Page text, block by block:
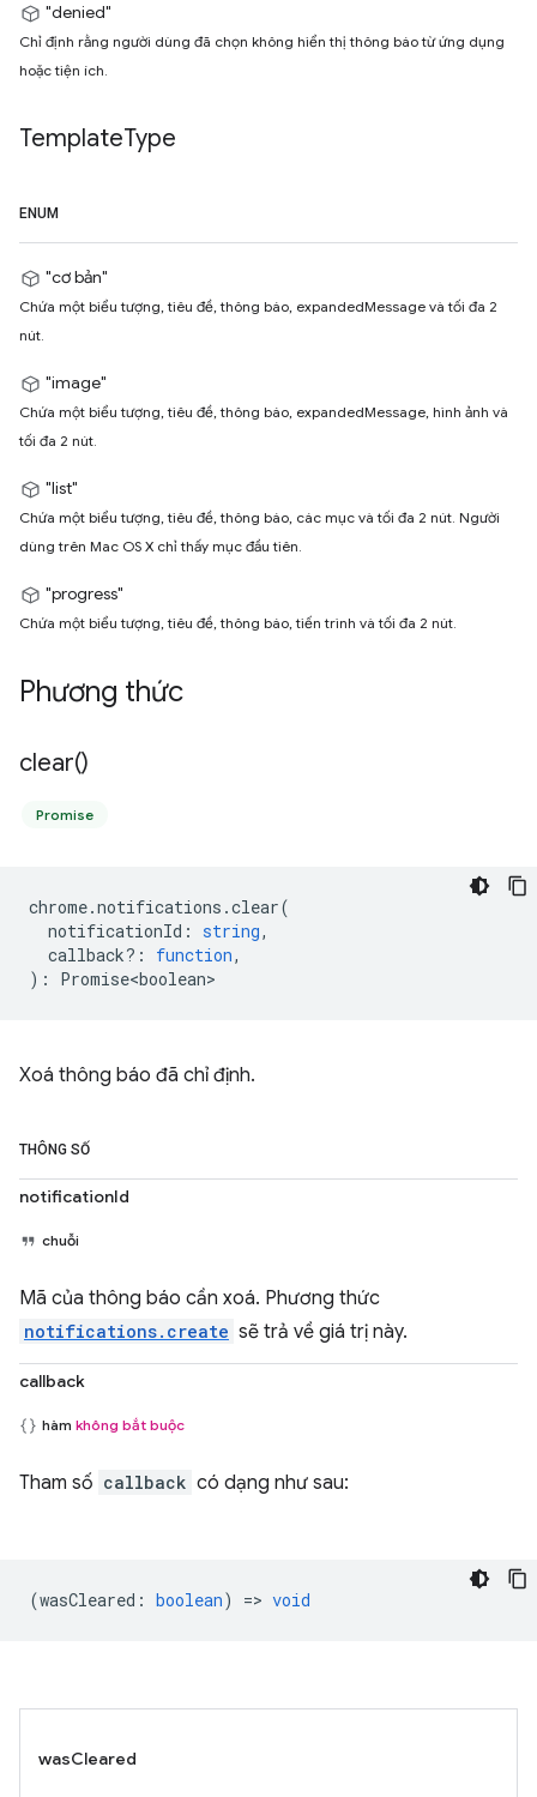
"denied"
Chỉ định rằng người dùng đã chọn không hiển thị thông báo từ ứng dụng
hoặc tiện ích.
TemplateType
ENUM
"cơ bản"
Chứa một biểu tượng, tiêu đề, thông báo, expandedMessage và tối đa 2
nút.
"image"
Chứa một biểu tượng, tiêu đề, thông báo, expandedMessage, hình ảnh và
tối đa 2 nút.
"list"
Chứa một biểu tượng, tiêu đề, thông báo, các mục và tối đa 2 nút. Người
dùng trên Mac OS X chỉ thấy mục đầu tiên.
"progress"
Chứa một biểu tượng, tiêu đề, thông báo, tiến trình và tối đa 2 nút.
Phương thức
clear()
Promise
chrome.notifications .clear(
notificationId : string,
callback? : function,
) : Promise<boolean>
Xoá thông báo đã chỉ định.
THÔNG SỐ
notificationId
chuỗi
Mã của thông báo cần xoá. Phương thức
notifications.create sẽ trả về giá trị này.
callback
hàm không bắt buộc
Tham số callback có dạng như sau:
(wasCleared : boolean) => void
wasCleared